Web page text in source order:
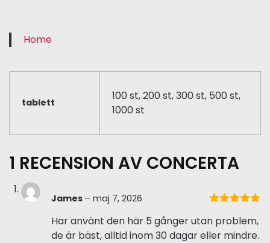
Home
tablett
100 st, 200 st, 300 st, 500 st,
1000 st
1 RECENSION AV CONCERTA
av 5
James – maj 7, 2026
Har använt den här 5 gånger utan problem,
de är bäst, alltid inom 30 dagar eller mindre.